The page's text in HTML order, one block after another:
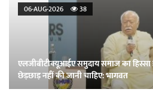
06-AUG-2026 38
एलजीबीटीक्यूआईए समुदाय समाज का
छेड़छाड़ नहीं की जानी चाहिए: भागवत